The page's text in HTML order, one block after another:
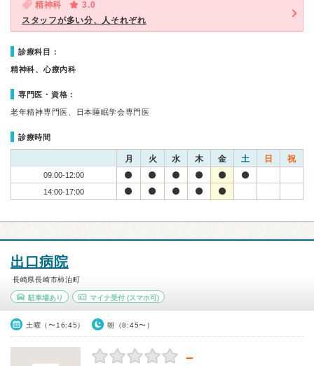
精神科
3.0
スタッフが多い分、人それぞれ
診療科目：
精神科、心療内科
専門医・資格：
老年精神専門医、日本睡眠学会専門医
診療時間
月 火 水 木 金 土 日 祝
09:00-12:00
14:00-17:00
出口病院
長崎県長崎市柿泊町
駐車場あり マイナ受付(スマホ可)
土曜（〜16:45） 朝（8:45〜）
－